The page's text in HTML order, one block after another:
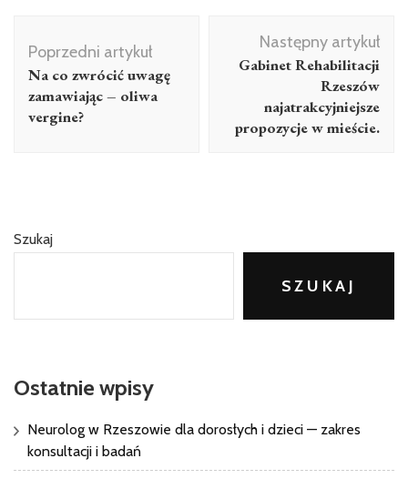
wpisu
Poprzedni artykuł
Na co zwrócić uwagę
zamawiając – oliwa
vergine?
Następny artykuł
Gabinet Rehabilitacji
Rzeszów
najatrakcyjniejsze
propozycje w mieście.
Szukaj
SZUKAJ
Ostatnie wpisy
Neurolog w Rzeszowie dla dorosłych i dzieci — zakres
konsultacji i badań